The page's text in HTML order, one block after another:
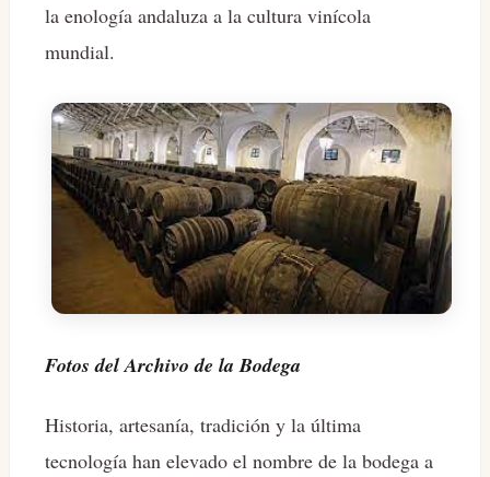
la enología andaluza a la cultura vinícola
mundial.
Fotos del Archivo de la Bodega
Historia, artesanía, tradición y la última
tecnología han elevado el nombre de la bodega a